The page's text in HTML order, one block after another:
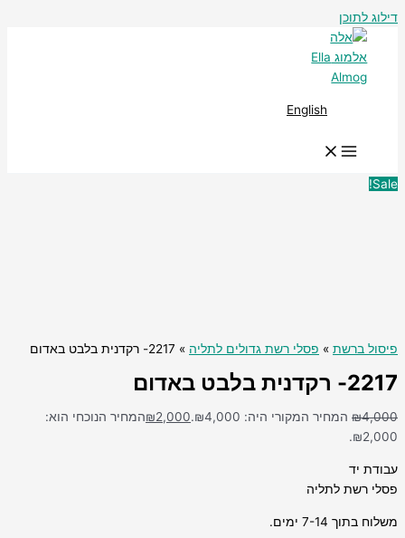
דילוג לתוכן
English
Sale!
פיסול ברשת » פסלי רשת גדולים לתליה » 2217- רקדנית בלבט באדום
2217- רקדנית בלבט באדום
₪4,000 המחיר המקורי היה: ₪4,000. ₪2,000
המחיר הנוכחי הוא:
₪2,000.
עבודת יד
פסלי רשת לתליה
משלוח בתוך 7-14 ימים.